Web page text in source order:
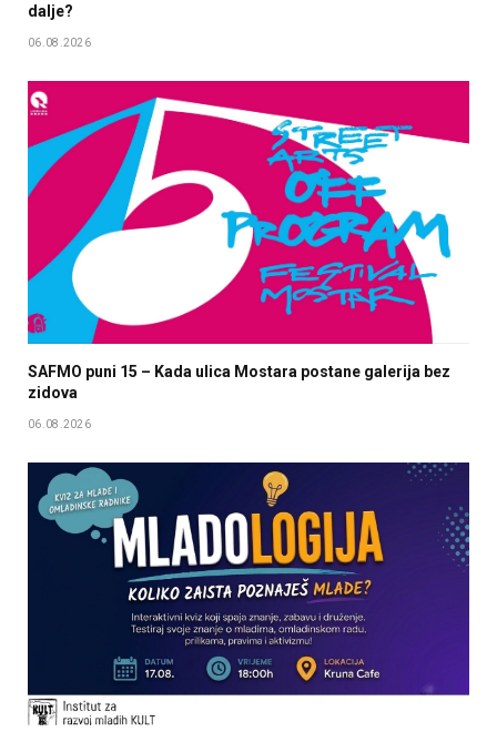
dalje?
06.08.2026
SAFMO puni 15 – Kada ulica Mostara postane galerija bez
zidova
06.08.2026